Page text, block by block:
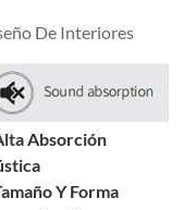
De Interiores
Absorción
Y Forma